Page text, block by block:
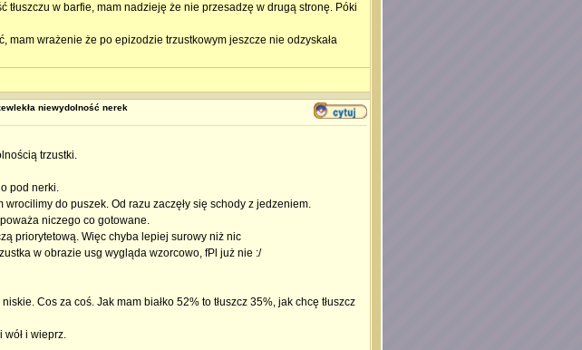
tłuszczu w barfie, mam nadzieję że nie przesadzę w drugą stronę. Póki
wrażenie że po epizodzie trzustkowym jeszcze nie odzyskała
niewydolność nerek
trzustki.
pod nerki.
wrocilimy do puszek. Od razu zaczęły się schody z jedzeniem.
niczego co gotowane.
priorytetową. Więc chyba lepiej surowy niż nic
w obrazie usg wygląda wzorcowo, fPl już nie :/
Cos za coś. Jak mam białko 52% to tłuszcz 35%, jak chcę tłuszcz
wół i wieprz.